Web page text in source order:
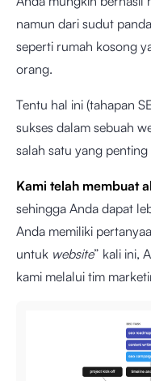
namun dari sudut
seperti rumah kosong
orang.
Tentu hal ini (tahapan
sukses dalam sebuah
salah satu yang
Kami telah membuat
sehingga Anda dapat
Anda memiliki
untuk website” kali ini,
kami melalui tim